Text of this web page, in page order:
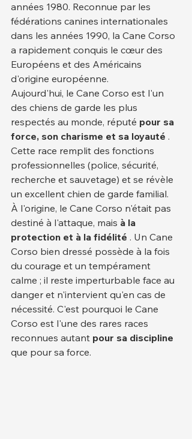
années 1980. Reconnue par les
fédérations canines internationales
dans les années 1990, la Cane Corso
a rapidement conquis le cœur des
Européens et des Américains
d'origine européenne.
Aujourd'hui, le Cane Corso est l'un
des chiens de garde les plus
respectés au monde, réputé pour sa
force, son charisme et sa loyauté .
Cette race remplit des fonctions
professionnelles (police, sécurité,
recherche et sauvetage) et se révèle
un excellent chien de garde familial.
À l'origine, le Cane Corso n'était pas
destiné à l'attaque, mais à la
protection et à la fidélité . Un Cane
Corso bien dressé possède à la fois
du courage et un tempérament
calme ; il reste imperturbable face au
danger et n'intervient qu'en cas de
nécessité. C'est pourquoi le Cane
Corso est l'une des rares races
reconnues autant pour sa discipline
que pour sa force.